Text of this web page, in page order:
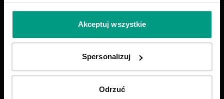
Akceptuj wszystkie
Spersonalizuj
Odrzuć